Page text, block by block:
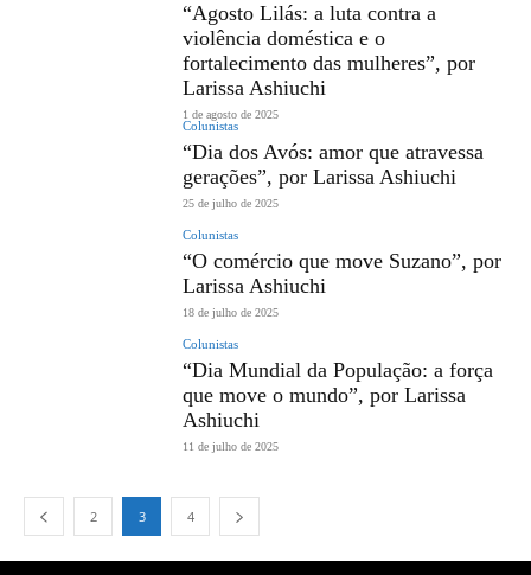
“Agosto Lilás: a luta contra a
violência doméstica e o
fortalecimento das mulheres”, por
Larissa Ashiuchi
1 de agosto de 2025
Colunistas
“Dia dos Avós: amor que atravessa
gerações”, por Larissa Ashiuchi
25 de julho de 2025
Colunistas
“O comércio que move Suzano”, por
Larissa Ashiuchi
18 de julho de 2025
Colunistas
“Dia Mundial da População: a força
que move o mundo”, por Larissa
Ashiuchi
11 de julho de 2025
2 3 4